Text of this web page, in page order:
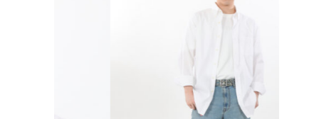
アカデミー案内